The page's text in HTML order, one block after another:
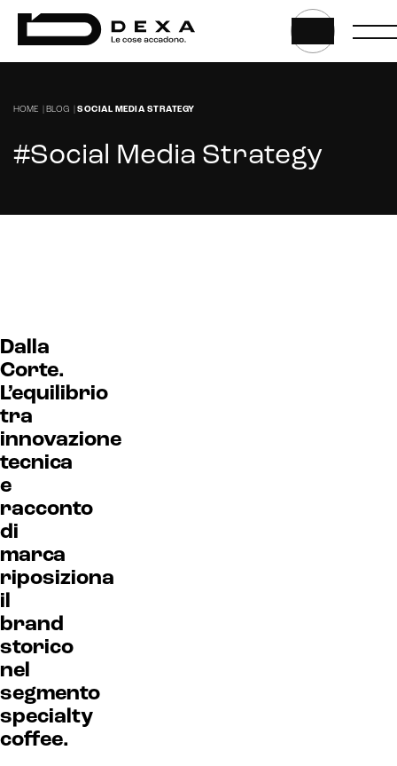
Sistemi di loyalty
Hubspot
Marketing automation
Lead generation e nurturing
Customer segmentation
HOME BLOG SOCIAL MEDIA STRATEGY
#Social Media Strategy
Dalla
Corte.
L’equilibrio
tra
innovazione
tecnica
e
racconto
di
marca
riposiziona
il
brand
storico
nel
segmento
specialty
coffee.